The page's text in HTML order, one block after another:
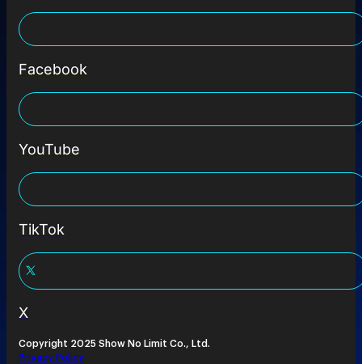
Facebook
YouTube
TikTok
X
Copyright 2025 Show No Limit Co., Ltd.
Privacy Policy